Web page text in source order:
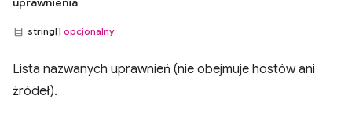
string[] opcjonalny
Lista nazwanych uprawnień (nie obejmuje hostów ani
źródeł).